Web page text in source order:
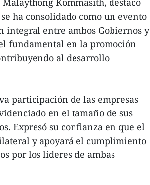
Kommasith, destacó
ha consolidado como un evento
integral entre ambos Gobiernos y
fundamental en la promoción
al desarrollo
participación de las empresas
en el tamaño de sus
Expresó su confianza en que el
y apoyará el cumplimiento
por los líderes de ambas